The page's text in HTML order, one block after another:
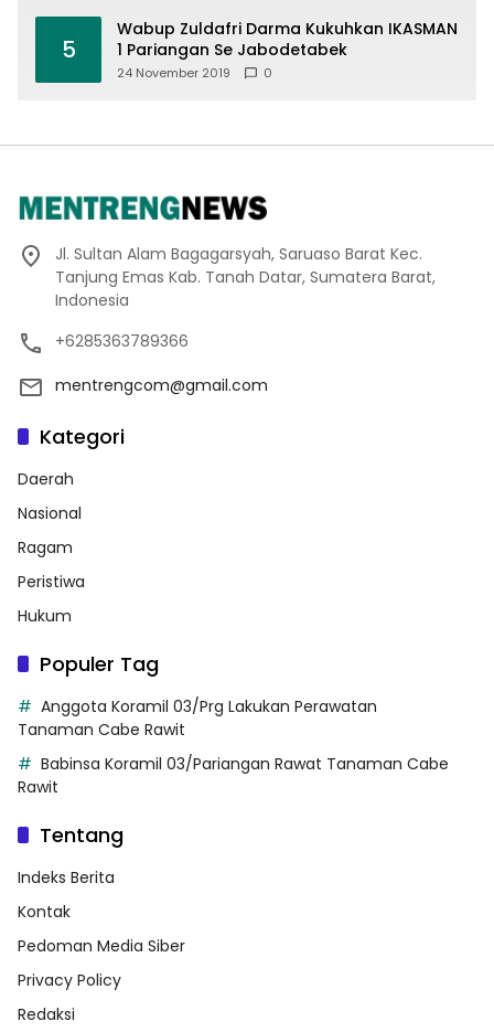
5
Wabup Zuldafri Darma Kukuhkan IKASMAN
1 Pariangan Se Jabodetabek
24 November 2019 0
Jl. Sultan Alam Bagagarsyah, Saruaso Barat Kec.
Tanjung Emas Kab. Tanah Datar, Sumatera Barat,
Indonesia
+6285363789366
mentrengcom@gmail.com
Kategori
Daerah
Nasional
Ragam
Peristiwa
Hukum
Populer Tag
Anggota Koramil 03/Prg Lakukan Perawatan
Tanaman Cabe Rawit
Babinsa Koramil 03/Pariangan Rawat Tanaman Cabe
Rawit
Tentang
Indeks Berita
Kontak
Pedoman Media Siber
Privacy Policy
Redaksi